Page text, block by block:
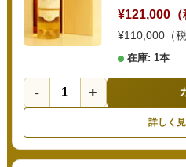
¥121,000（
¥110,000（税
在庫: 1本
- +
詳しく